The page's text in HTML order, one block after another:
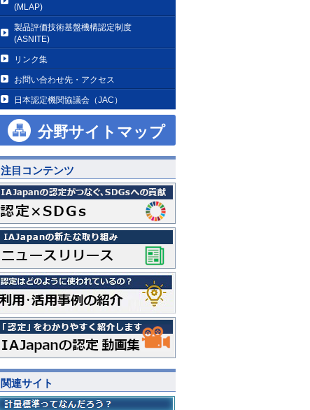
(MLAP)
製品評価技術基盤機構認定制度
(ASNITE)
リンク集
お問い合わせ先・アクセス
日本認定機関協議会（JAC）
分野サイトマップ
注目コンテンツ
関連サイト